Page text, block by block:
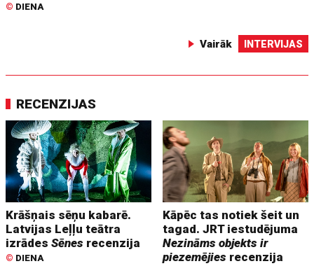
© DIENA
Vairāk INTERVIJAS
RECENZIJAS
Krāšņais sēņu kabarē.
Latvijas Leļļu teātra
izrādesSēnes recenzija
© DIENA
Kāpēc tas notiek šeit un
tagad. JRT iestudējuma
Nezināms objekts ir
piezemējies recenzija